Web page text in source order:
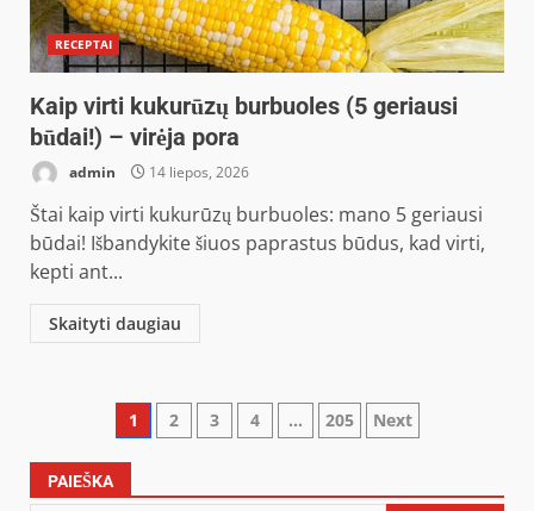
RECEPTAI
Kaip virti kukurūzų burbuoles (5 geriausi
būdai!) – virėja pora
admin 14 liepos, 2026
Štai kaip virti kukurūzų burbuoles: mano 5 geriausi
būdai! Išbandykite šiuos paprastus būdus, kad virti,
kepti ant...
Skaityti daugiau
Įrašų
puslapiavimas
1 2 3 4 … 205 Next
PAIEŠKA